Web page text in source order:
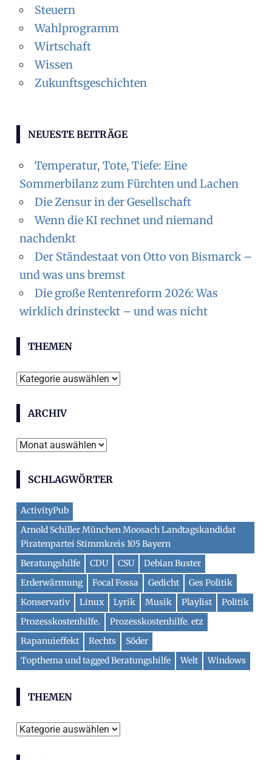
Steuern
Wahlprogramm
Wirtschaft
Wissen
Zukunftsgeschichten
NEUESTE BEITRÄGE
Temperatur, Tote, Tiefe: Eine
Sommerbilanz zum Fürchten und Lachen
Die Zensur in der Gesellschaft
Wenn die KI rechnet und niemand
nachdenkt
Der Ständestaat von Otto von Bismarck –
und was uns bremst
Die große Rentenreform 2026: Was
wirklich drinsteckt – und was nicht
THEMEN
Themen
ARCHIV
Archiv
SCHLAGWÖRTER
ActivityPub
Arnold Schiller München Moosach Landtagskandidat
Piratenpartei Stimmkreis 105 Bayern
Beratungshilfe
CDU CSU
Debian Buster
Erderwärmung
Focal Fossa Gedicht
Ges Politik
Konservativ
Linux Lyrik Musik Playlist
Politik
Prozesskostenhilfe.
Prozesskostenhilfe. etz
Rapanuieffekt
Rechts
Söder
Topthema und tagged Beratungshilfe
Welt Windows
THEMEN
Themen